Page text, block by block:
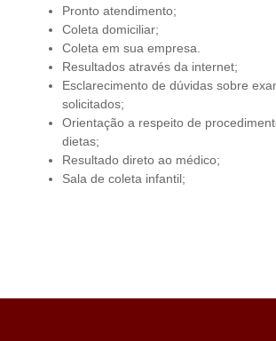
Pronto atendimento;
Coleta domiciliar;
Coleta em sua empresa.
Resultados através da internet;
Esclarecimento de dúvidas sobre
solicitados;
Orientação a respeito de
dietas;
Resultado direto ao médico;
Sala de coleta infantil;